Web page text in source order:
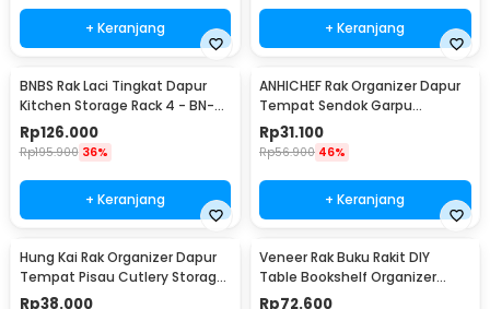
+ Keranjang + Keranjang
BNBS Rak Laci Tingkat Dapur
Kitchen Storage Rack 4 - BN-
2713 / BN-2714
Rp126.000
Rp195.900 36%
+ Keranjang
ANHICHEF Rak Organizer Dapur
Tempat Sendok Garpu
Tableware Storage Box - PP23
Rp31.100
Rp56.900 46%
+ Keranjang
Hung Kai Rak Organizer Dapur
Tempat Pisau Cutlery Storage
Box - PP23
Rp38.000
Veneer Rak Buku Rakit DIY
Table Bookshelf Organizer
Kayu 50x17x34.5cm - ZW404
Rp72.600